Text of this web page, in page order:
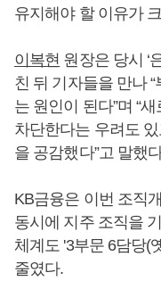
유지해야 할 이유가
이복현 원장은 당시 ‘
친 뒤 기자들을 만나
는 원인이 된다”며 “
차단한다는 우려도
을 공감했다”고 말했
KB금융은 이번 조직
동시에 지주 조직을
체계도 '3부문 6담당(
줄였다.